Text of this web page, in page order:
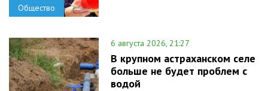
Общество
6 августа 2026, 21:27
В крупном астраханском селе
больше не будет проблем с
водой